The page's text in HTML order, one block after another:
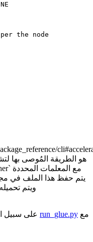
the node
run_glue.py